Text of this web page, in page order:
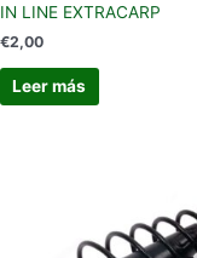
IN LINE EXTRACARP
€2,00
Leer más